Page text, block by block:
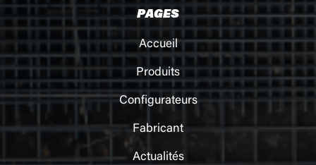
PAGES
Accueil
Produits
Configurateurs
Fabricant
Actualités